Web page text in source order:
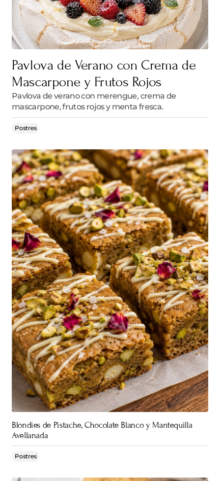
Pavlova de Verano con Crema de
Mascarpone y Frutos Rojos
Pavlova de verano con merengue, crema de
mascarpone, frutos rojos y menta fresca.
Postres
Blondies de Pistache, Chocolate Blanco y Mantequilla
Avellanada
Postres